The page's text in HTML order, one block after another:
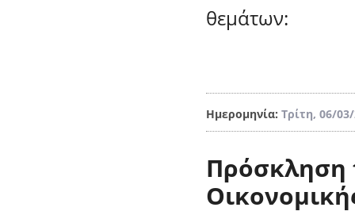
θεμάτων:
Ημερομηνία: Τρίτη, 06/
Πρόσκληση